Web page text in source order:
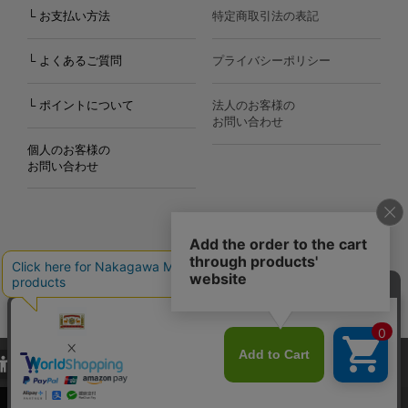
└ お支払い方法
└ よくあるご質問
└ ポイントについて
個人のお客様の
お問い合わせ
特定商取引法の表記
プライバシーポリシー
法人のお客様の
お問い合わせ
Copyright©2000
Nakagawa Masashichi Shoten All Rights Reserved.
当サイトでは、当サイト内における閲覧履歴・属性情報などの取得およ
び利便性向上のためにクッキー（Cookie）を使用いたします。詳細に
関しては「プライバシーポリシー